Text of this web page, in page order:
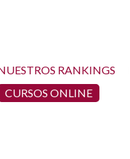
RANKINGS
CURSOS ONLINE